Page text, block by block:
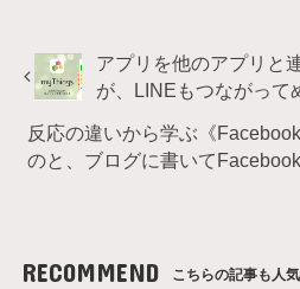
アプリを他のアプリと
が、LINEもつながって
反応の違いから学ぶ《
のと、ブログに書いて
RECOMMEND こちらの記事も人気